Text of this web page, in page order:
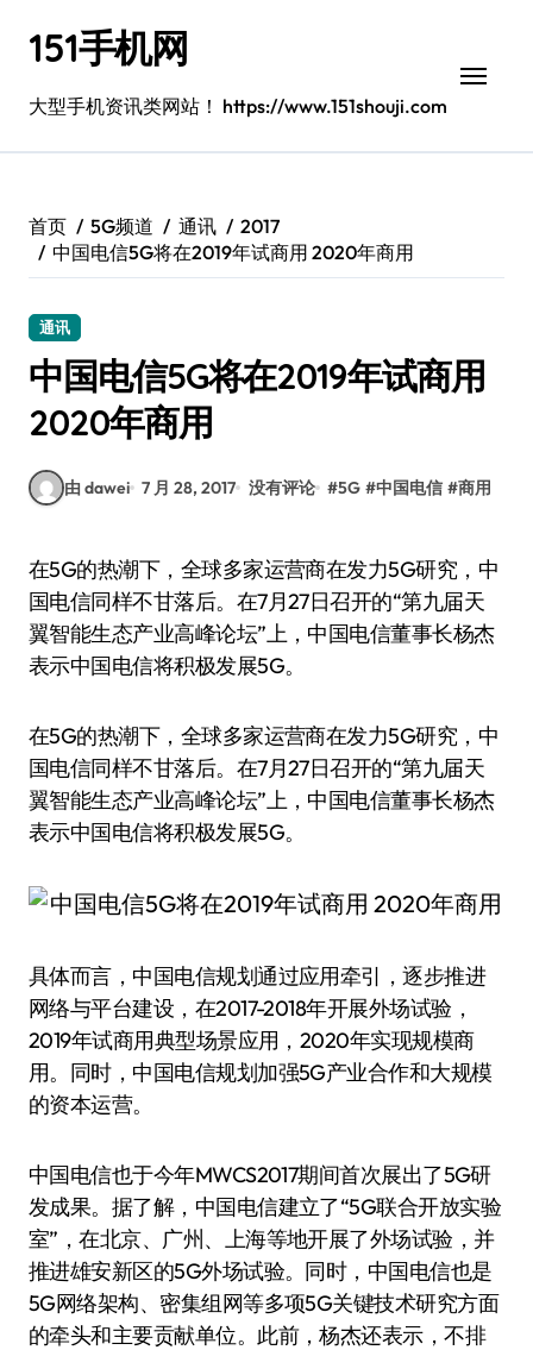
151手机网
大型手机资讯类网站！ https://www.151shouji.com
首页 5G频道 通讯
2017
中国电信5G将在2019年试商用 2020年商用
通讯
中国电信5G将在2019年试商用
2020年商用
由 dawei 7 月 28, 2017 没有评论 #5G #中国电信 #商用
在5G的热潮下，全球多家运营商在发力5G研究，中
国电信同样不甘落后。在7月27日召开的“第九届天
翼智能生态产业高峰论坛”上，中国电信董事长杨杰
表示中国电信将积极发展5G。
在5G的热潮下，全球多家运营商在发力5G研究，中
国电信同样不甘落后。在7月27日召开的“第九届天
翼智能生态产业高峰论坛”上，中国电信董事长杨杰
表示中国电信将积极发展5G。
具体而言，中国电信规划通过应用牵引，逐步推进
网络与平台建设，在2017-2018年开展外场试验，
2019年试商用典型场景应用，2020年实现规模商
用。同时，中国电信规划加强5G产业合作和大规模
的资本运营。
中国电信也于今年MWCS2017期间首次展出了5G研
发成果。据了解，中国电信建立了“5G联合开放实验
室”，在北京、广州、上海等地开展了外场试验，并
推进雄安新区的5G外场试验。同时，中国电信也是
5G网络架构、密集组网等多项5G关键技术研究方面
的牵头和主要贡献单位。此前，杨杰还表示，不排